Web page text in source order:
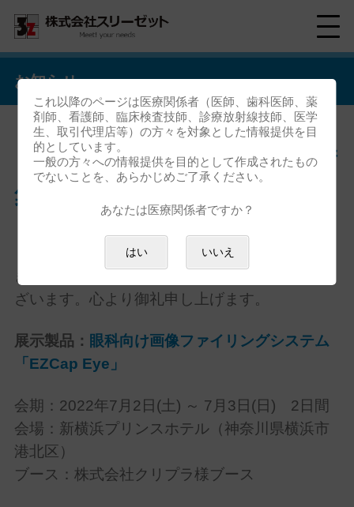
お知らせ
「第11回日本視野画像学会学術
集会 企業展示」 ご来場御礼
「第11回日本視野学会学術集会 企業展示」にお
きましては、ご来場いただき誠にありがとうご
ざいます。心より御礼申し上げます。
展示製品： 眼科向け画像ファイリングシステム
「EZCap Eye」
会期：2022年7月2日(土) ～ 7月3日(日) 2日間
会場：新横浜プリンスホテル（神奈川県横浜市
港北区）
ブース：株式会社クリプラ様ブース
これ以降のページは医療関係者（医師、歯科医師、薬
剤師、看護師、臨床検査技師、診療放射線技師、医学
生、取引代理店等）の方々を対象とした情報提供を目
的としています。
一般の方々への情報提供を目的として作成されたもの
でないことを、あらかじめご了承ください。
あなたは医療関係者ですか？
はい いいえ